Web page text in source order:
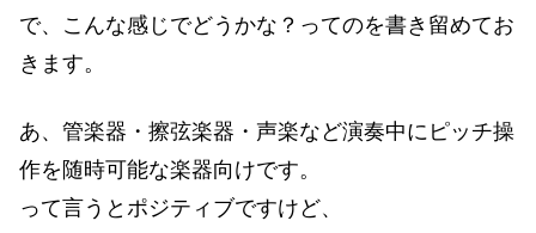
で、こんな感じでどうかな？ってのを書き留めてお
きます。
あ、管楽器・擦弦楽器・声楽など演奏中にピッチ操
作を随時可能な楽器向けです。
って言うとポジティブですけど、